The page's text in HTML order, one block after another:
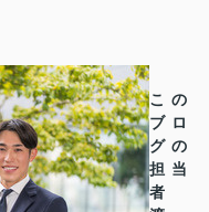
この
ブロ
グの
担当
者